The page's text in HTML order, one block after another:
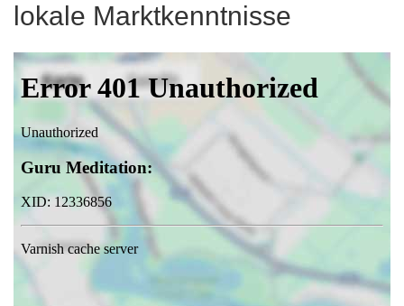
lokale Marktkenntnisse